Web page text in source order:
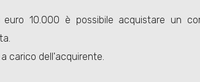
euro 10.000 è possibile acquistare un
carico dell'acquirente.